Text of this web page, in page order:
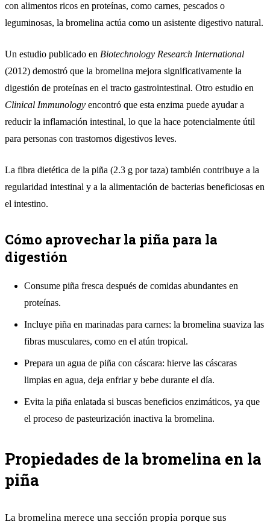
con alimentos ricos en proteínas, como carnes, pescados o
leguminosas, la bromelina actúa como un asistente digestivo natural.
Un estudio publicado en Biotechnology Research International
(2012) demostró que la bromelina mejora significativamente la
digestión de proteínas en el tracto gastrointestinal. Otro estudio en
Clinical Immunology encontró que esta enzima puede ayudar a
reducir la inflamación intestinal, lo que la hace potencialmente útil
para personas con trastornos digestivos leves.
La fibra dietética de la piña (2.3 g por taza) también contribuye a la
regularidad intestinal y a la alimentación de bacterias beneficiosas en
el intestino.
Cómo aprovechar la piña para la
digestión
Consume piña fresca después de comidas abundantes en
proteínas.
Incluye piña en marinadas para carnes: la bromelina suaviza las
fibras musculares, como en el atún tropical.
Prepara un agua de piña con cáscara: hierve las cáscaras
limpias en agua, deja enfriar y bebe durante el día.
Evita la piña enlatada si buscas beneficios enzimáticos, ya que
el proceso de pasteurización inactiva la bromelina.
Propiedades de la bromelina en la
piña
La bromelina merece una sección propia porque sus